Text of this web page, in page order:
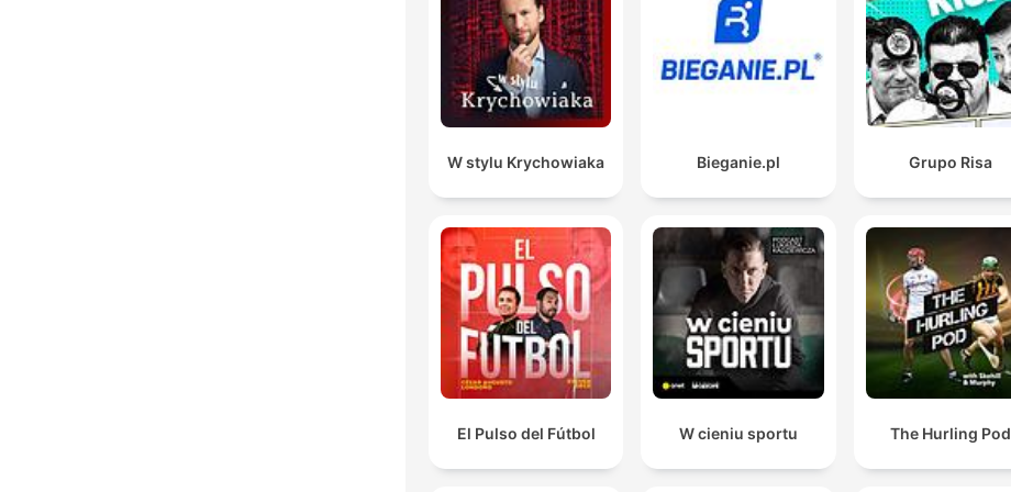
convocar a ciertos jugadores por intereses económicos.
Es cierto que yo agarré. O sea que ya. Entonces sí hubo
un contacto. Es cierto que yo agarré. Yo tenía agarrado
a un compañero haciéndole un reclamo.
00:23:31 · El narrador cita las palabras de Durán para explicar lo
Es que es muy fácil decir, cuando no es el bolsillo de
uno, lo que corresponde al bolsillo de otro.
00:27:19 · El locutor reflexiona sobre la dificultad de juzgar las
decisiones económicas de un jugador ante una oferta millonaria.
W stylu Krychowiaka Bieganie.pl Grupo Risa
El Pulso del Fútbol W cieniu sportu The Hurling Pod